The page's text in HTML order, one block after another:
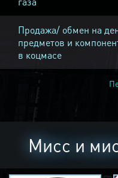
Продажа/ обмен на
предметов и
в коцмасе
Мисс и